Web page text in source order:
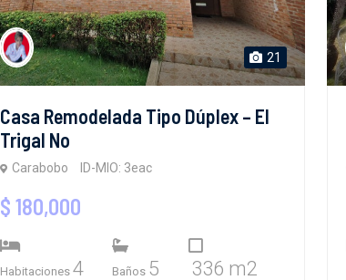
21
Casa Remodelada Tipo Dúplex – El
Trigal No
Carabobo ID-MIO: 3eac
$ 180,000
Habitaciones 4 Baños 5 336 m2